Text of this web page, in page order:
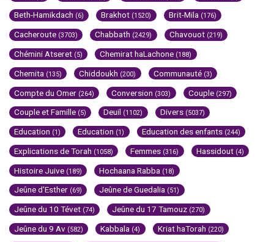
Beth-Hamikdach (6) Brakhot (1520) Brit-Mila (176)
Cacheroute (3703) Chabbath (2429) Chavouot (219)
Chémini Atseret (5) Chemirat haLachone (188)
Chemita (135) Chiddoukh (200) Communauté (3)
Compte du Omer (264) Conversion (303) Couple (297)
Couple et Famille (5) Deuil (1102) Divers (5037)
Education (1) Education (1) Education des enfants (244)
Explications de Torah (1058) Femmes (316) Hassidout (4)
Histoire Juive (189) Hochaana Rabba (18)
Jeûne d'Esther (69) Jeûne de Guedalia (51)
Jeûne du 10 Tévet (74) Jeûne du 17 Tamouz (270)
Jeûne du 9 Av (582) Kabbala (4) Kriat haTorah (220)